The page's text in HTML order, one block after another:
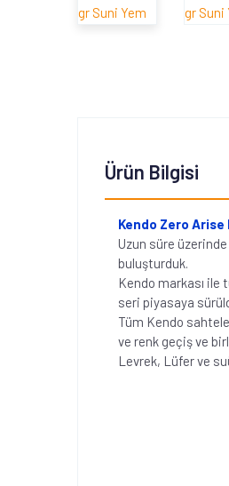
Ürün Bilgisi
Kendo Zero Arise
Uzun süre
buluşturduk.
Kendo markası ile
seri piyasaya
Tüm Kendo
ve renk geçiş ve
Levrek, Lüfer ve